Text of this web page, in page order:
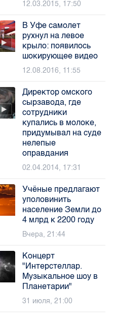
12.03.2015, 17:50
В Уфе самолет
рухнул на левое
крыло: появилось
шокирующее видео
12.08.2016, 11:55
Директор омского
сырзавода, где
сотрудники
купались в молоке,
придумывал на суде
нелепые
оправдания
02.04.2014, 17:31
Учёные предлагают
уполовинить
население Земли до
4 млрд к 2200 году
Вчера, 21:44
Концерт
"Интерстеллар.
Музыкальное шоу в
Планетарии"
31 июля, 21:00